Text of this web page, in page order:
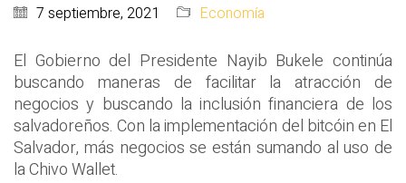
7 septiembre, 2021 Economía
El Gobierno del Presidente Nayib Bukele continúa
buscando maneras de facilitar la atracción de
negocios y buscando la inclusión financiera de los
salvadoreños. Con la implementación del bitcóin en El
Salvador, más negocios se están sumando al uso de
la Chivo Wallet.